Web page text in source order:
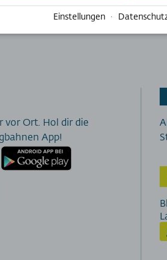
vor Ort. Hol dir die
App!
Einstellungen ·